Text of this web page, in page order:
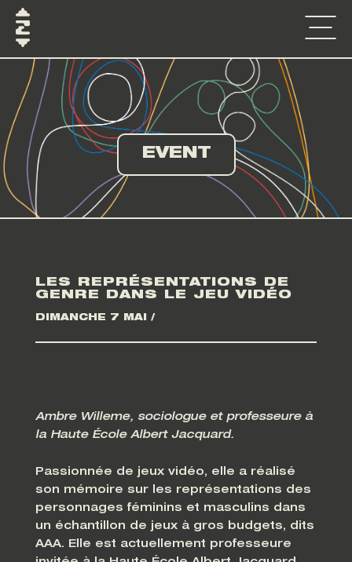
EVENT
LES REPRÉSENTATIONS DE
GENRE DANS LE JEU VIDÉO
DIMANCHE 7 MAI /
Ambre Willeme, sociologue et professeure à
la Haute École Albert Jacquard.
Passionnée de jeux vidéo, elle a réalisé
son mémoire sur les représentations des
personnages féminins et masculins dans
un échantillon de jeux à gros budgets, dits
AAA. Elle est actuellement professeure